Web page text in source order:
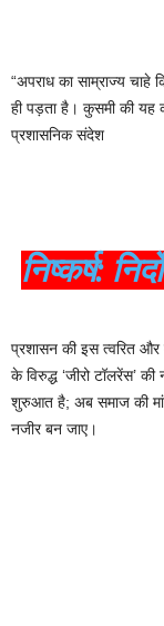
“अपराध का साम्राज्य
ही पड़ता है। कुसमी की यह
प्रशासनिक संदेश
निष्कर्ष:
प्रशासन की इस त्वरित और
के विरुद्ध ‘जीरो टॉलरेंस’
शुरुआत है; अब समाज की
नजीर बन जाए।